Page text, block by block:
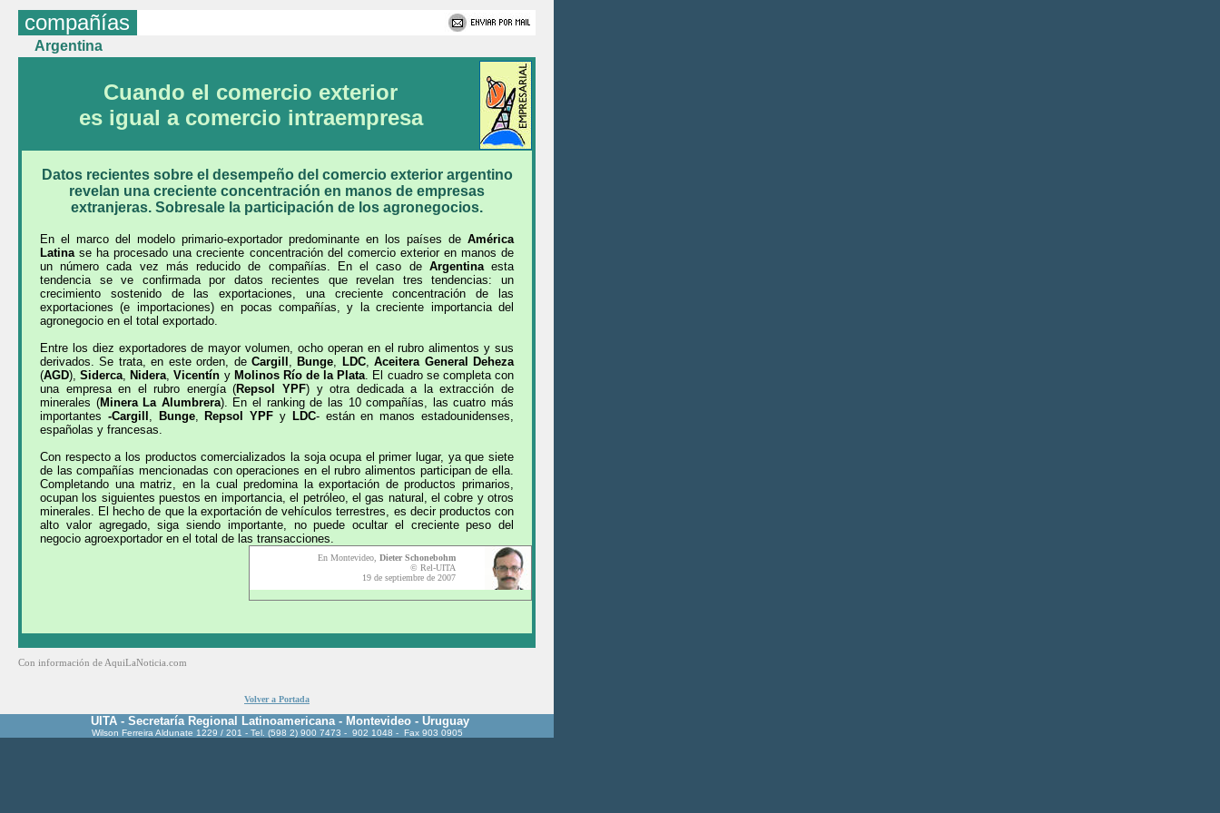
compañías
Argentina
Cuando el comercio exterior
es igual a comercio intraempresa
Datos recientes sobre el desempeño del comercio exterior argentino
revelan una creciente concentración en manos de empresas
extranjeras. Sobresale la participación de los agronegocios.
En el marco del modelo primario-exportador predominante en los países de América
Latinase ha procesado una creciente concentración del comercio exterior en manos de
un número cada vez más reducido de compañías. En el caso de Argentinaesta
tendencia se ve confirmada por datos recientes que revelan tres tendencias: un
crecimiento sostenido de las exportaciones, una creciente concentración de las
exportaciones (e importaciones) en pocas compañías, y la creciente importancia del
agronegocio en el total exportado.
Entre los diez exportadores de mayor volumen, ocho operan en el rubro alimentos y sus
derivados. Se trata, en este orden, de Cargill , Bunge, LDC,Aceitera General Deheza
(AGD),Siderca, Nidera,Vicentín y Molinos Río de la Plata. El cuadro se completa con
una empresa en el rubro energía (Repsol YPF) y otra dedicada a la extracción de
minerales (Minera La Alumbrera). En el ranking de las 10 compañías, las cuatro más
importantes -Cargill , Bunge, Repsol YPF y LDC- están en manos estadounidenses,
españolas y francesas.
Con respecto a los productos comercializados la soja ocupa el primer lugar, ya que siete
de las compañías mencionadas con operaciones en el rubro alimentos participan de ella.
Completando una matriz, en la cual predomina la exportación de productos primarios,
ocupan los siguientes puestos en importancia, el petróleo, el gas natural, el cobre y otros
minerales. El hecho de que la exportación de vehículos terrestres, es decir productos con
alto valor agregado, siga siendo importante, no puede ocultar el creciente peso del
negocio agroexportador en el total de las transacciones.
En Montevideo, Dieter Schonebohm
© Rel-UITA
19 de septiembre de 2007
Con información de AquiLaNoticia.com
Volver a Portada
UITA - Secretaría Regional Latinoamericana - Montevideo - Uruguay
Wilson Ferreira Aldunate 1229 / 201 - Tel. (598 2) 900 7473 - 902 1048 - Fax 903 0905